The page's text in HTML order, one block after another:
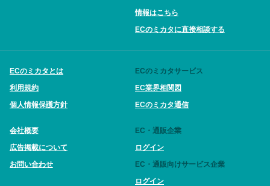
情報はこちら
ECのミカタに直接相談する
ECのミカタとは
利用規約
個人情報保護方針
会社概要
広告掲載について
お問い合わせ
ECのミカタサービス
EC業界相関図
ECのミカタ通信
EC・通販企業
ログイン
EC・通販向けサービス企業
ログイン